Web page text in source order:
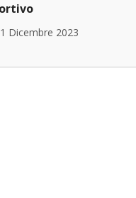
1 Dicembre 2023